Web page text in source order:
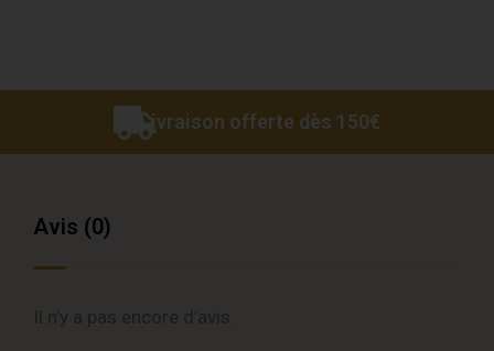
Livraison offerte dès 150€
Avis (0)